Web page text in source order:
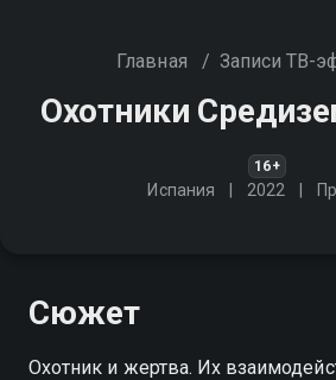
Главная / Записи ТВ-
Охотники
16+
Испания 2022
Сюжет
Охотник и жертва. Их